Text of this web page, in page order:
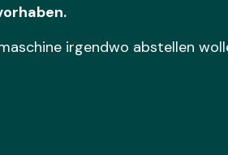
irgendwo abstellen